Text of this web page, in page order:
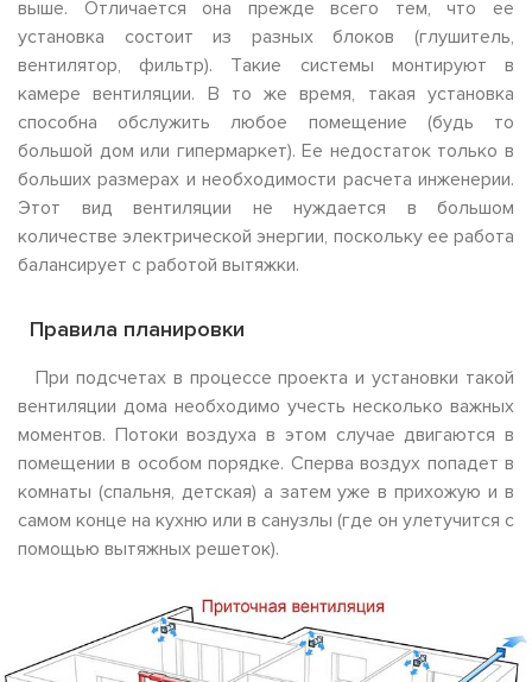
выше. Отличается она прежде всего тем, что ее
установка состоит из разных блоков (глушитель,
вентилятор, фильтр). Такие системы монтируют в
камере вентиляции. В то же время, такая установка
способна обслужить любое помещение (будь то
большой дом или гипермаркет). Ее недостаток только в
больших размерах и необходимости расчета инженерии.
Этот вид вентиляции не нуждается в большом
количестве электрической энергии, поскольку ее работа
балансирует с работой вытяжки.
Правила планировки
При подсчетах в процессе проекта и установки такой
вентиляции дома необходимо учесть несколько важных
моментов. Потоки воздуха в этом случае двигаются в
помещении в особом порядке. Сперва воздух попадет в
комнаты (спальня, детская) а затем уже в прихожую и в
самом конце на кухню или в санузлы (где он улетучится с
помощью вытяжных решеток).